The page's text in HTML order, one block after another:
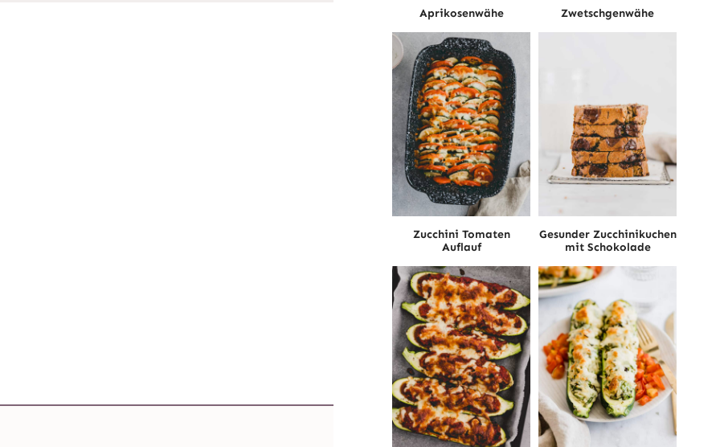
Aprikosenwähe Zwetschgenwähe
Zucchini Tomaten
Auflauf
Gesunder Zucchinikuchen
mit Schokolade